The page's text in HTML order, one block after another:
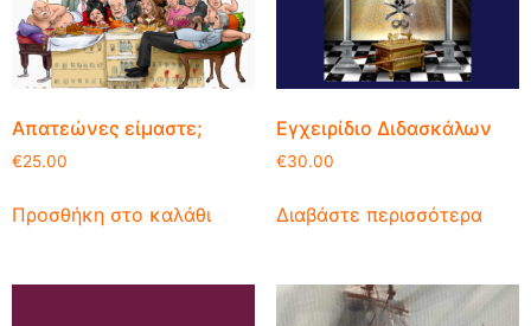
Απατεώνες είμαστε;
€25.00
Προσθήκη στο καλάθι
Εγχειρίδιο Διδασκάλων
€30.00
Διαβάστε περισσότερα